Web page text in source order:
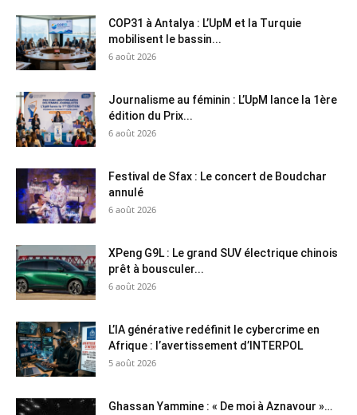
COP31 à Antalya : L’UpM et la Turquie
mobilisent le bassin...
6 août 2026
Journalisme au féminin : L’UpM lance la 1ère
édition du Prix...
6 août 2026
Festival de Sfax : Le concert de Boudchar
annulé
6 août 2026
XPeng G9L : Le grand SUV électrique chinois
prêt à bousculer...
6 août 2026
L’IA générative redéfinit le cybercrime en
Afrique : l’avertissement d’INTERPOL
5 août 2026
Ghassan Yammine : « De moi à Aznavour »…